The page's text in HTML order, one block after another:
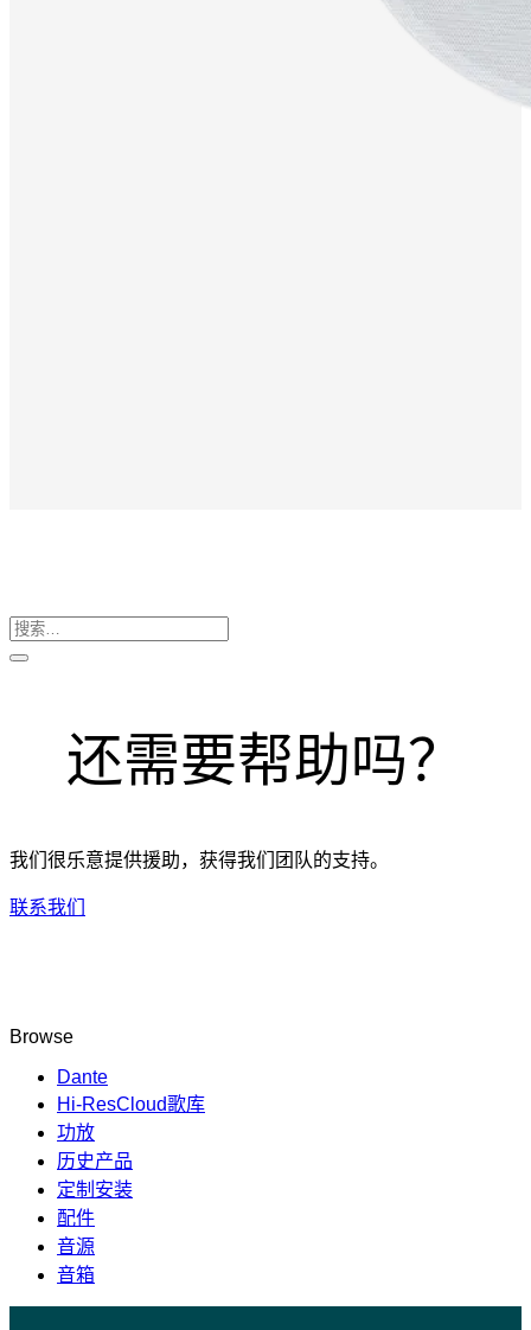
搜
索：
还需要帮助吗？
我们很乐意提供援助，获得我们团队的支持。
联系我们
Browse
Dante
Hi-ResCloud歌库
功放
历史产品
定制安装
配件
音源
音箱